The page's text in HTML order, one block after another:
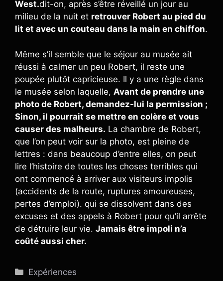
West.dit-on, après s’être réveillé un jour au
milieu de la nuit et retrouver Robert au pied du
lit et avec un couteau dans la main en chiffon.
Même s’il semble que le séjour au musée ait
réussi à calmer un peu Robert, il reste une
poupée plutôt capricieuse. Il y a une règle dans
le musée selon laquelle, Avant de prendre une
photo de Robert, demandez-lui la permission ;
Sinon, il pourrait se mettre en colère et vous
causer des malheurs. La chambre de Robert,
que l’on peut voir sur la photo, est pleine de
lettres : dans beaucoup d’entre elles, on peut
lire l’histoire de toutes les choses terribles qui
ont commencé à arriver aux visiteurs impolis
(accidents de la route, ruptures amoureuses,
pertes d’emploi). qui se dissolvent dans des
excuses et des appels à Robert pour qu’il arrête
de détruire leur vie. Jamais être impoli n’a
coûté aussi cher.
Catégories
Expériences